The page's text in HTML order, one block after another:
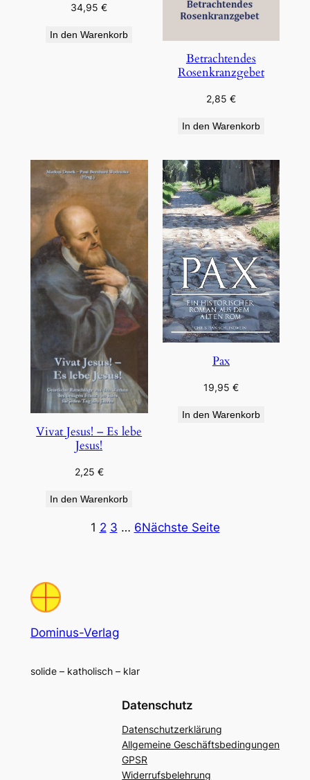
34,95€
In den Warenkorb
Betrachtendes
Rosenkranzgebet
2,85 €
In den Warenkorb
Vivat Jesus! – Es lebe
Jesus!
2,25 €
In den Warenkorb
Pax
19,95 €
In den Warenkorb
1 2 3 … 6Nächste Seite
Dominus-Verlag
solide – katholisch – klar
Datenschutz
Datenschutzerklärung
Allgemeine Geschäftsbedingungen
GPSR
Widerrufsbelehrung